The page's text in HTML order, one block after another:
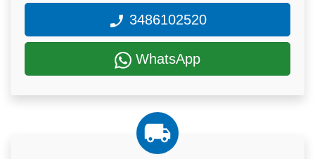
3486102520
WhatsApp